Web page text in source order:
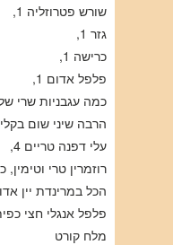
שורש פטרוזליה 1,
גזר 1,
כרישה 1,
פלפל אדום 1,
כמה עגבניות שרי
הרבה שיני שום
עלי דפנה טריים 4,
רוזמרין טרי וטימין, כמובן טרי
הכל במרינדת יין אדום
פלפל אנגלי חצי
מלח קורט